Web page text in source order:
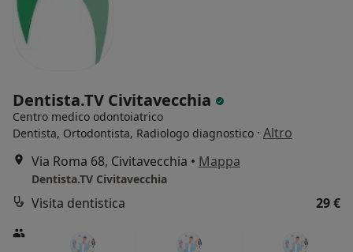
Dentista.TV Civitavecchia
Centro medico odontoiatrico
Dentista, Ortodontista, Radiologo diagnostico · Altro
Via Roma 68, Civitavecchia • Mappa
Dentista.TV Civitavecchia
Visita dentistica 29 €